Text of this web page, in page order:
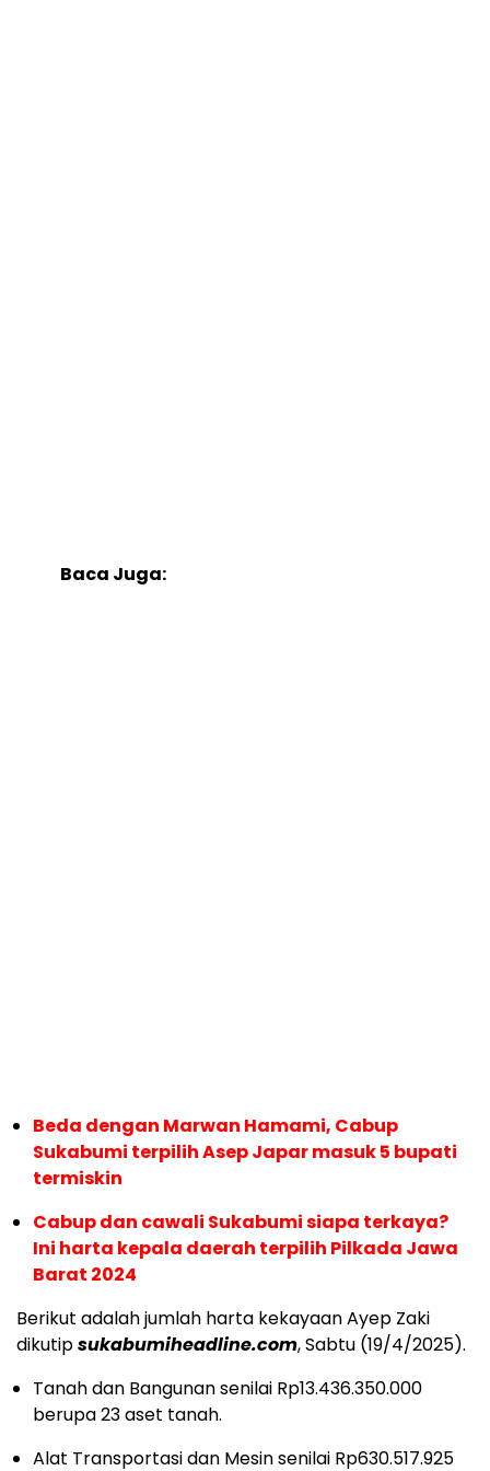
Baca Juga:
Beda dengan Marwan Hamami, Cabup
Sukabumi terpilih Asep Japar masuk 5 bupati
termiskin
Cabup dan cawali Sukabumi siapa terkaya?
Ini harta kepala daerah terpilih Pilkada Jawa
Barat 2024
Berikut adalah jumlah harta kekayaan Ayep Zaki
dikutipsukabumiheadline.com, Sabtu (19/4/2025).
Tanah dan Bangunan senilai Rp13.436.350.000
berupa 23 aset tanah.
Alat Transportasi dan Mesin senilai Rp630.517.925